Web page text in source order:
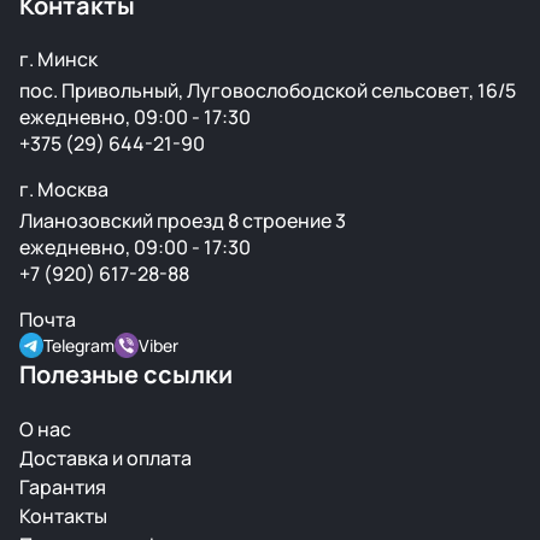
г. Минск
пос. Привольный, Луговослободской сельсовет, 16/5
ежедневно, 09:00 - 17:30
+375 (29) 644-21-90
г. Москва
Лианозовский проезд 8 строение 3
ежедневно, 09:00 - 17:30
+7 (920) 617-28-88
Почта
Telegram Viber
Полезные ссылки
О нас
Доставка и оплата
Гарантия
Контакты